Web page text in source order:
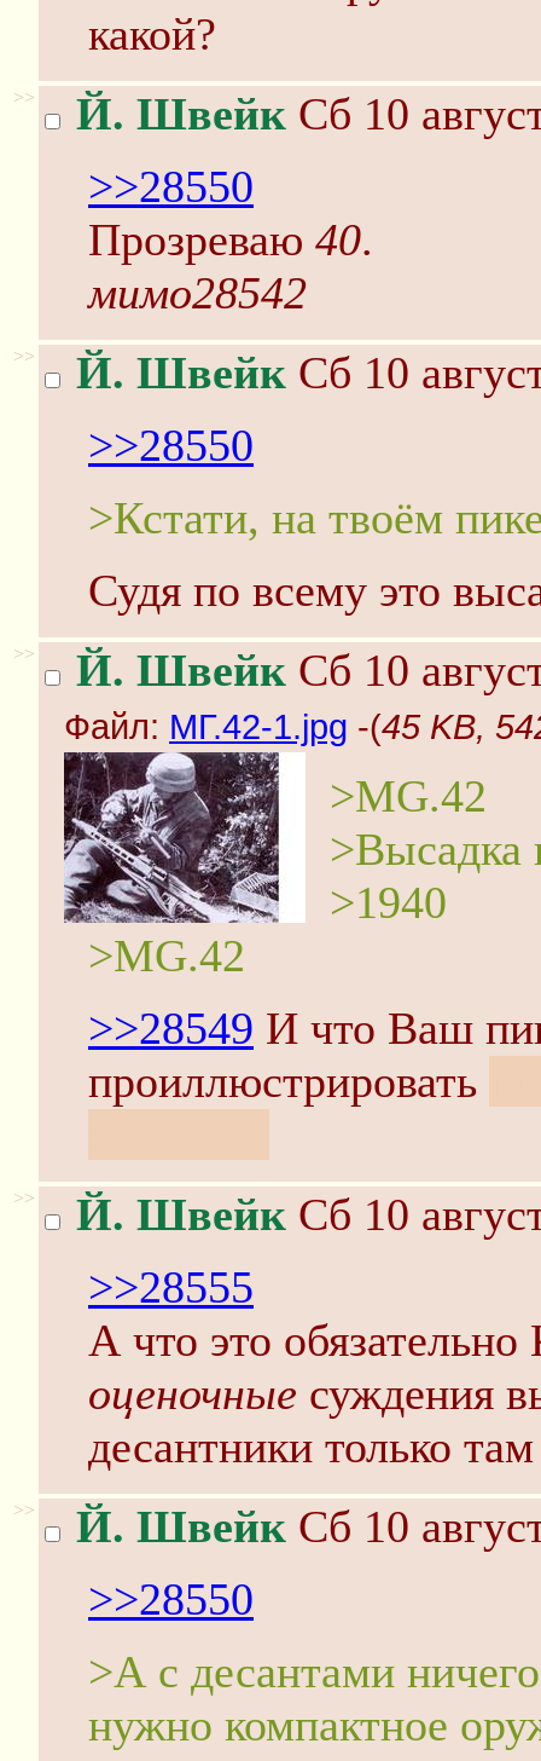
какой?
>> Й. Швейк Сб 10
>>28550
Прозреваю 40.
мимо28542
>> Й. Швейк Сб 10
>>28550
>Кстати, на твоём
Судя по всему это
>> Й. Швейк Сб 10
Файл: МГ.42-1.jpg -(45 KB,
>MG.42
>Высадка
>1940
>MG.42
>>28549 И что Ваш
проиллюстрировать
>> Й. Швейк Сб 10
>>28555
А что это обязательно
оценочные суждения
десантники только
>> Й. Швейк Сб 10
>>28550
>А с десантами
нужно компактное